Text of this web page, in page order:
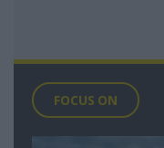
FOCUS ON